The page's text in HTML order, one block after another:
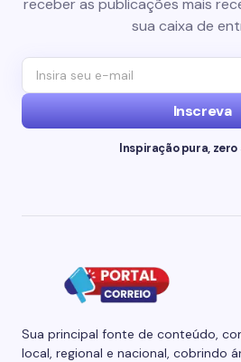
sua caixa de
Inscreva
Inspiração pura, zero
Sua principal fonte de conteúdo,
local, regional e nacional, cobrindo